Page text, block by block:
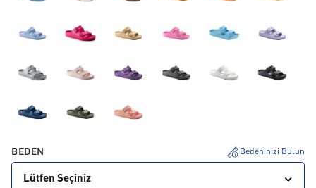
BEDEN Bedeninizi Bulun
Lütfen Seçiniz